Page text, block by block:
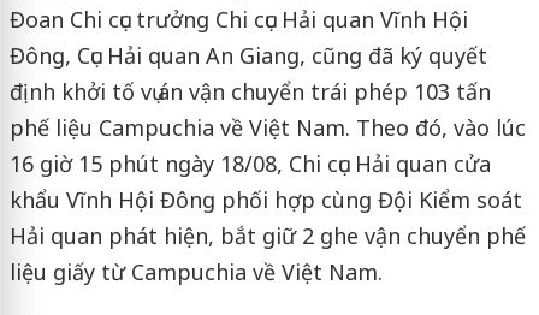
Đoan Chi cục trưởng Chi cục Hải quan Vĩnh Hội
Đông, Cục Hải quan An Giang, cũng đã ký quyết
định khởi tố vụ án vận chuyển trái phép 103 tấn
phế liệu Campuchia về Việt Nam. Theo đó, vào lúc
16 giờ 15 phút ngày 18/08, Chi cục Hải quan cửa
khẩu Vĩnh Hội Đông phối hợp cùng Đội Kiểm soát
Hải quan phát hiện, bắt giữ 2 ghe vận chuyển phế
liệu giấy từ Campuchia về Việt Nam.